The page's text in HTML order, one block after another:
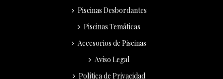
Piscinas Desbordantes
Piscinas Temáticas
Accesorios de Piscinas
Aviso Legal
Política de Privacidad